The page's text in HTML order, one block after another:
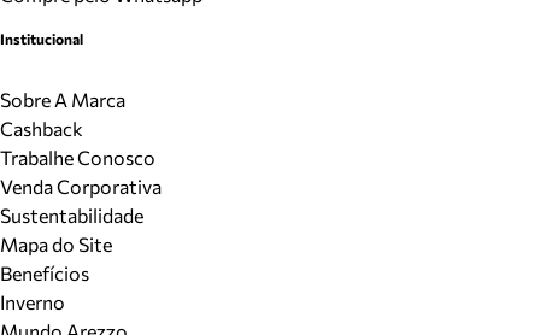
Institucional
Sobre A Marca
Cashback
Trabalhe Conosco
Venda Corporativa
Sustentabilidade
Mapa do Site
Benefícios
Inverno